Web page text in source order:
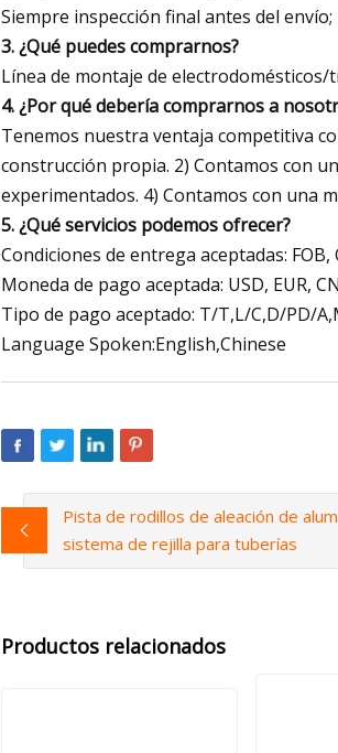
Siempre inspección final antes del envío;
3. ¿Qué puedes comprarnos?
Línea de montaje de
4. ¿Por qué debería comprarnos a
Tenemos nuestra ventaja competitiva
construcción propia. 2) Contamos con
experimentados. 4) Contamos con una
5. ¿Qué servicios podemos ofrecer?
Condiciones de entrega aceptadas: FOB,
Moneda de pago aceptada: USD, EUR,
Tipo de pago aceptado: T/T,L/C,D/PD/
Language Spoken:English,Chinese
Pista de rodillos de aleación de
sistema de rejilla para tuberías
Productos relacionados